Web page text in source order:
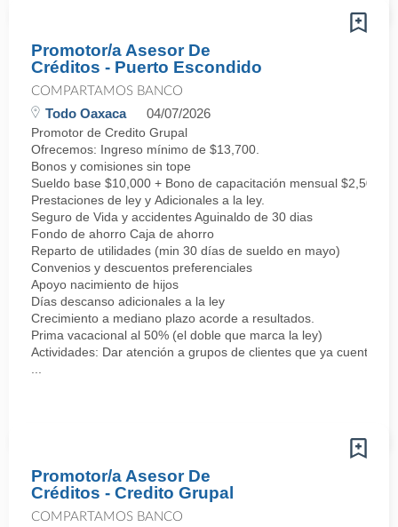
Promotor/a Asesor De
Créditos - Puerto Escondido
COMPARTAMOS BANCO
Todo Oaxaca 04/07/2026
Promotor de Credito Grupal
Ofrecemos: Ingreso mínimo de $13,700.
Bonos y comisiones sin tope
Sueldo base $10,000 + Bono de capacitación mensual $2,500
Prestaciones de ley y Adicionales a la ley.
Seguro de Vida y accidentes Aguinaldo de 30 dias
Fondo de ahorro Caja de ahorro
Reparto de utilidades (min 30 días de sueldo en mayo)
Convenios y descuentos preferenciales
Apoyo nacimiento de hijos
Días descanso adicionales a la ley
Crecimiento a mediano plazo acorde a resultados.
Prima vacacional al 50% (el doble que marca la ley)
Actividades: Dar atención a grupos de clientes que ya cuentan
Promotor/a Asesor De
Créditos - Credito Grupal
COMPARTAMOS BANCO